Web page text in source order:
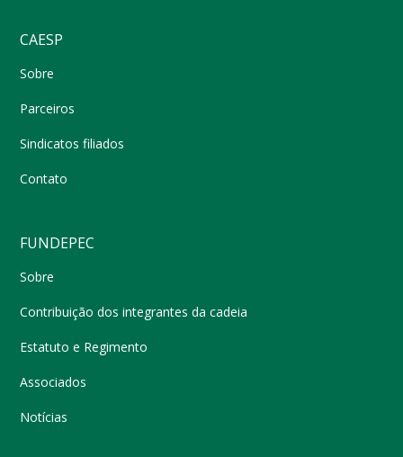
CAESP
Sobre
Parceiros
Sindicatos filiados
Contato
FUNDEPEC
Sobre
Contribuição dos integrantes da cadeia
Estatuto e Regimento
Associados
Notícias